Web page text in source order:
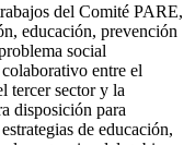
del Comité PARE,
educación, prevención
social
entre el
tercer sector y la
disposición para
de educación,